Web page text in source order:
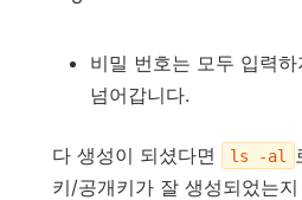
비밀 번호는 모두 입력
넘어갑니다.
다 생성이 되셨다면 ls -al
키/공개키가 잘 생성되었는